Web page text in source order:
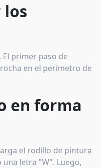
los
primer paso de
en el perímetro de
en forma
el rodillo de pintura
letra "W". Luego,